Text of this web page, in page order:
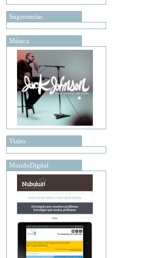
Sugerencias
Música
Viajes
MundoDigital